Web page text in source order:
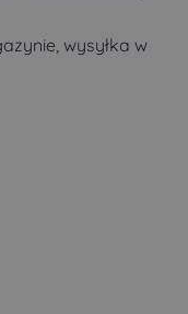
wysyłka w